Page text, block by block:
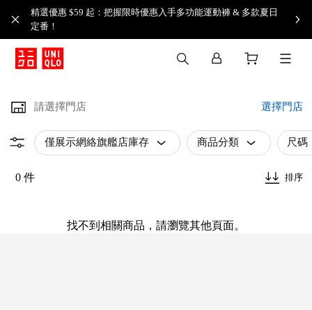
精選優惠 $59 起：把握限時優惠入手多功能運動褲 & 多款夏日
定番！​
請選擇門店 選擇門店
僅展示網絡旗艦店庫存 商品分類 尺碼
0 件 排序
找不到相關商品，請瀏覽其他頁面。